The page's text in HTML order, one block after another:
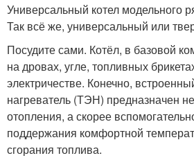
Универсальный котел модельного
Так всё же, универсальный или
Посудите сами. Котёл, в базовой
на дровах, угле, топливных
электричестве. Конечно,
нагреватель (ТЭН) предназначен
отопления, а скорее
поддержания комфортной
сгорания топлива.